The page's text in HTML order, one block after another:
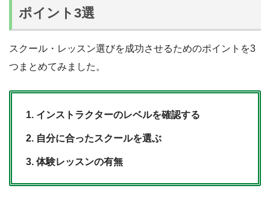
ポイント3選
スクール・レッスン選びを成功させるためのポイントを3
つまとめてみました。
インストラクターのレベルを確認する
自分に合ったスクールを選ぶ
体験レッスンの有無